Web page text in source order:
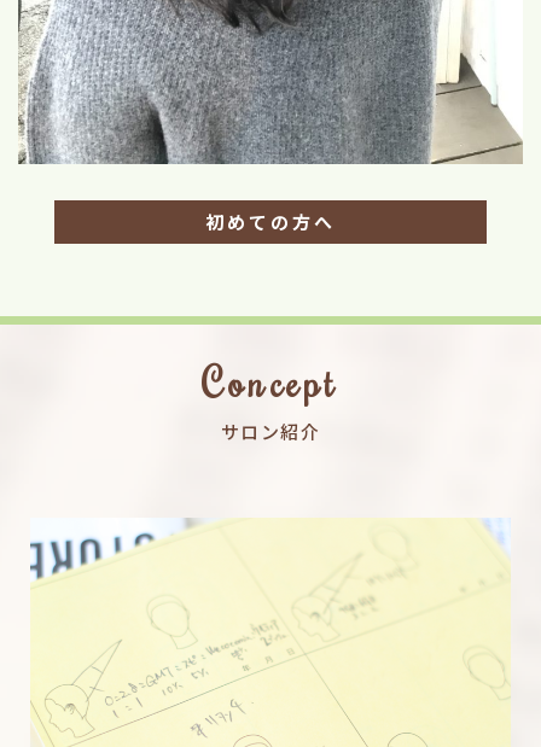
初めての方へ
Concept
サロン紹介